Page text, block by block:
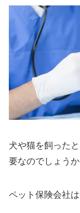
犬や猫を飼った
要なのでしょうか
ペット保険会社